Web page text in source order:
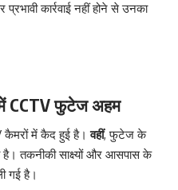
कार्रवाई नहीं होने से उनका
CCTV फुटेज अहम
कैमरों में कैद हुई है।वहीं, फुटेज के
है। तकनीकी साक्ष्यों और आसपास के
गई है।